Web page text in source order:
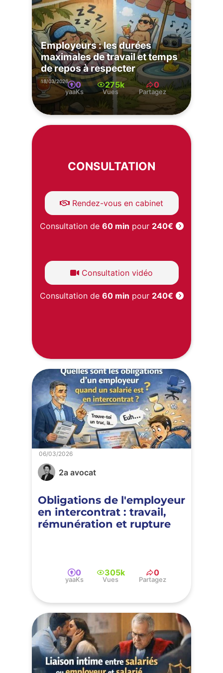
18/03/2026
Employeurs : les durées
maximales de travail et temps
de repos à respecter
0
yaaKs
275k
Vues
0
Partagez
CONSULTATION
Rendez-vous en cabinet
Consultation de 60 min pour 240€
Consultation vidéo
Consultation de 60 min pour 240€
2a avocat
Obligations de l'employeur
en intercontrat : travail,
rémunération et rupture
06/03/2026
0
yaaKs
305k
Vues
0
Partagez